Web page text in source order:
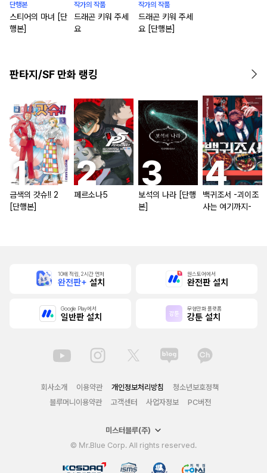
단행본
스티어의 마녀 [단
행본]
작가의 작품
드래곤 키워 주세
요
작가의 작품
드래곤 키워 주세
요 [단행본]
판타지/SF 만화 랭킹
금색의 갓슈!! 2
[단행본]
페르소나5
보석의 나라 [단행
본]
백귀조서 -괴이조
사는 여기까지-
10배 적립, 2시간 먼저
완전판+ 설치
원스토어에서
완전판 설치
Google Play에서
일반판 설치
무협만화 플랫폼
강툰 설치
회사소개 이용약관 개인정보처리방침
청소년보호정책
블루머니이용약관
고객센터 사업자정보 PC버전
미스터블루(주)
© Mr.Blue Corp. All rights reserved.